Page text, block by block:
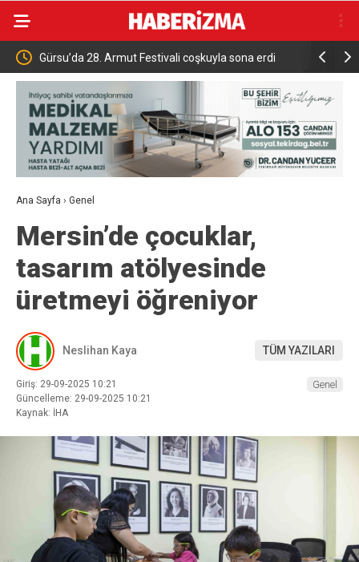
coşkuyla sona erdi Böyle gelenek görülmedi.. Damat su
Ana Sayfa › Genel
Mersin’de çocuklar,
tasarım atölyesinde
üretmeyi öğreniyor
Neslihan Kaya TÜM YAZILARI
Giriş: 29-09-2025 10:21
Güncelleme: 29-09-2025 10:21
Kaynak: İHA
Genel